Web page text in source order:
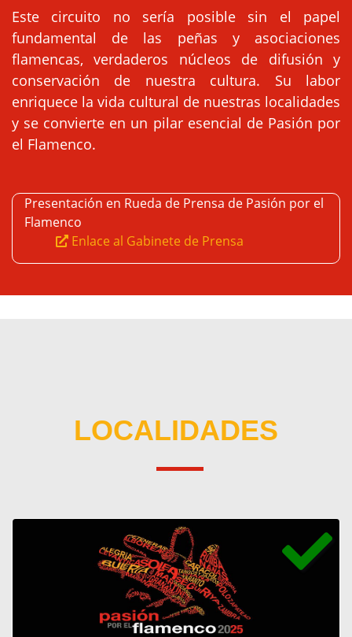
Este circuito no sería posible sin el papel
fundamental de las peñas y asociaciones
flamencas, verdaderos núcleos de difusión y
conservación de nuestra cultura. Su labor
enriquece la vida cultural de nuestras localidades
y se convierte en un pilar esencial de Pasión por
el Flamenco.
Presentación en Rueda de Prensa de Pasión por el
Flamenco
Enlace al Gabinete de Prensa
LOCALIDADES